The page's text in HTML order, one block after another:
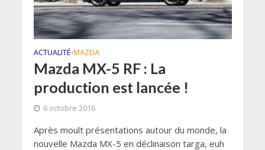
ACTUALITÉ•MAZDA
Mazda MX-5 RF : La
production est lancée !
6 octobre 2016
Après moult présentations autour du monde, la
nouvelle Mazda MX-5 en déclinaison targa, euh